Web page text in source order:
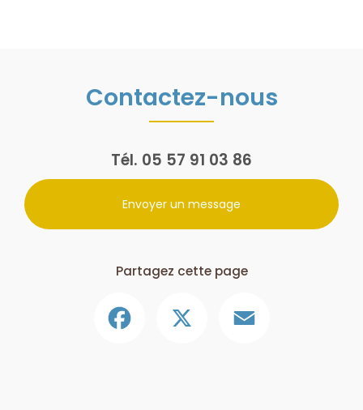
Contactez-nous
Tél. 05 57 91 03 86
Envoyer un message
Partagez cette page